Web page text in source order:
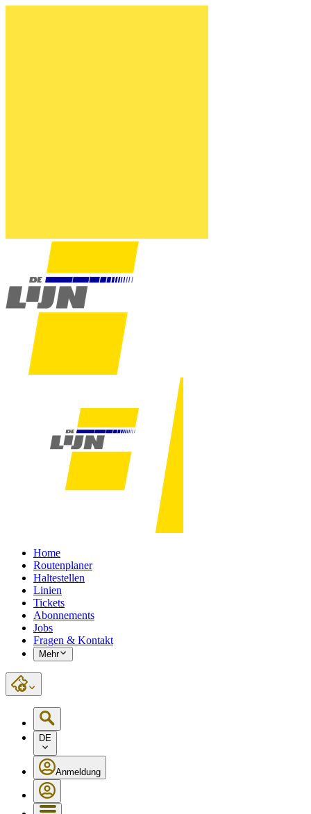
Home
Routenplaner
Haltestellen
Linien
Tickets
Abonnements
Jobs
Fragen & Kontakt
Mehr
DE
Anmeldung